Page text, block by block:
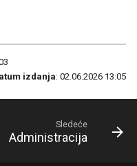
izdanja: 02.06.2026 13:05
Sledeće
Administracija